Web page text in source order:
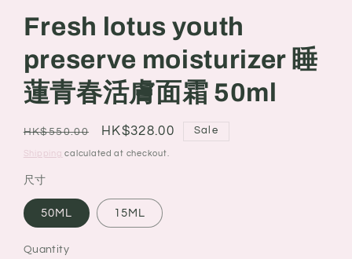
Fresh lotus youth
preserve moisturizer 睡
蓮青春活膚面霜 50ml
Regular
price
HK$550.00
Sale
price
HK$328.00 Sale
Shipping calculated at checkout.
尺寸
50ML 15ML
Quantity
Quantity